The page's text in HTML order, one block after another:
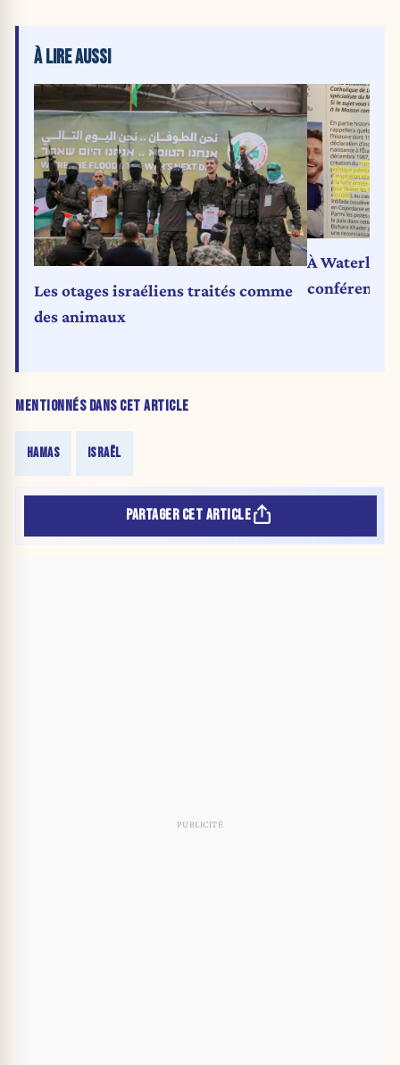
MENTIONNÉS DANS CET ARTICLE
HAMAS ISRAËL
À LIRE AUSSI
Les otages israéliens traités comme
des animaux
À Waterloo,
conférence
PARTAGER CET ARTICLE